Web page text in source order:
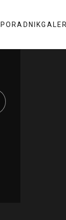
PORADNIK